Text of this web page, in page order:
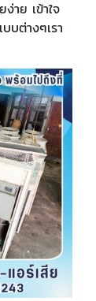
าย เข้าใจ
บต่างๆเรา